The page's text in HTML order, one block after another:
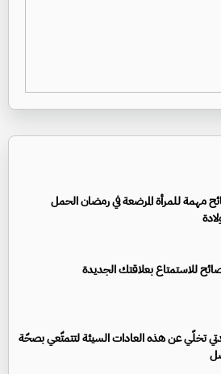
مهمة للمرأة المرضعة في رمضان الحمل
تخلّي عن هذه العادات السيئة لتتمتّعي بصحّة